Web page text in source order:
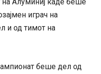
играч на
и од тимот на
беше дел од